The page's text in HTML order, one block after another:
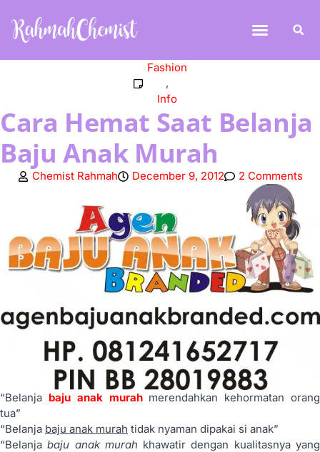
Fashion
,
Info
Cara Hemat Saat Belanja
Baju Anak Murah
Chemist Rahmah December 9, 2012 2 Comments
“Belanja baju anak murahmerendahkan kehormatan orang
tua”
“Belanja baju anak murah tidak nyaman dipakai si anak”
“Belanjabaju anak murah khawatir dengan kualitasnya yang